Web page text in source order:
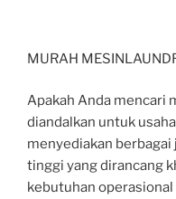
MURAH
Apakah Anda mencari
diandalkan untuk
menyediakan
tinggi yang dirancang
kebutuhan operasional